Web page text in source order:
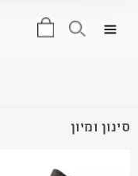
סינון ומיון